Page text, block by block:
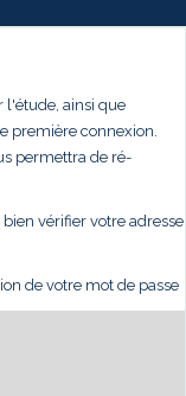
l'étude, ainsi que
première connexion.
permettra de ré-
vérifier votre adresse
de votre mot de passe